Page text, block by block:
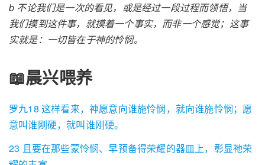
b 不论我们是一次的看见，或是经过一段过程而领悟，当
我们摸到这件事，就摸着一个事实，而非一个感觉；这事
实就是：一切皆在于神的怜悯。
📖晨兴喂养
罗九18 这样看来，神愿意向谁施怜悯，就向谁施怜悯；愿
意叫谁刚硬，就叫谁刚硬。
23 且要在那些蒙怜悯、早预备得荣耀的器皿上，彰显祂荣